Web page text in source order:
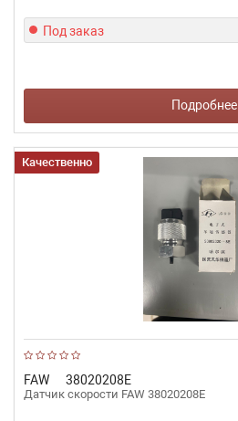
Под заказ
Подробнее
FAW 38020208Е
Датчик скорости FAW 38020208Е
Качественно